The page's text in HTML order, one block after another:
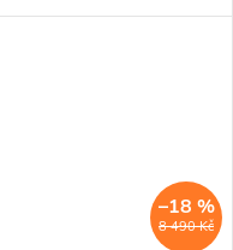
doplňky Diamond až po
8 490 Kč
–18 %